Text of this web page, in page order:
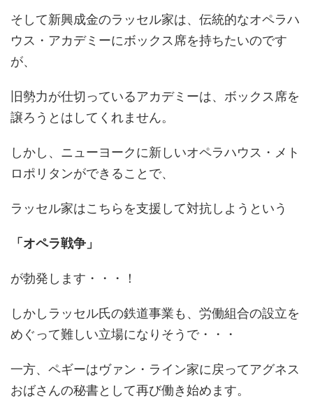
そして新興成金のラッセル家は、伝統的なオペラハ
ウス・アカデミーにボックス席を持ちたいのです
が、
旧勢力が仕切っているアカデミーは、ボックス席を
譲ろうとはしてくれません。
しかし、ニューヨークに新しいオペラハウス・メト
ロポリタンができることで、
ラッセル家はこちらを支援して対抗しようという
「オペラ戦争」
が勃発します・・・！
しかしラッセル氏の鉄道事業も、労働組合の設立を
めぐって難しい立場になりそうで・・・
一方、ペギーはヴァン・ライン家に戻ってアグネス
おばさんの秘書として再び働き始めます。